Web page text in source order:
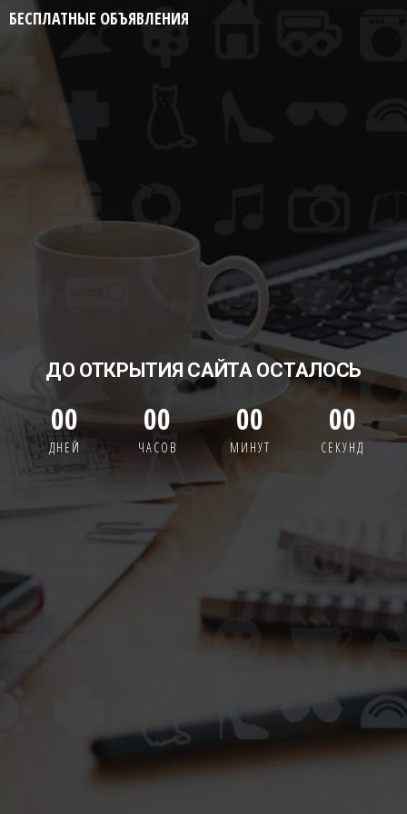
БЕСПЛАТНЫЕ ОБЪЯВЛЕНИЯ
ДО ОТКРЫТИЯ САЙТА ОСТАЛОСЬ
00
ДНЕЙ
00
ЧАСОВ
00
МИНУТ
00
СЕКУНД